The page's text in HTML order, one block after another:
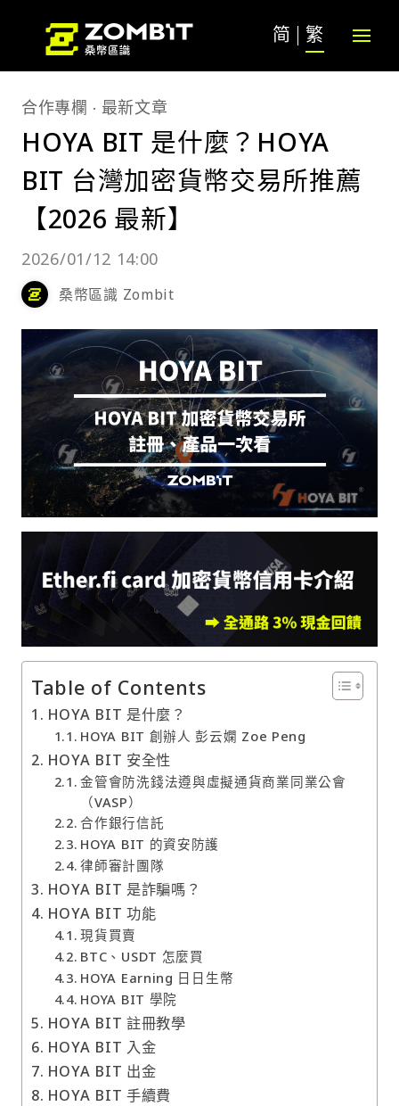
简 繁
合作專欄 最新文章
HOYA BIT 是什麼？HOYA
BIT 台灣加密貨幣交易所推薦
【2026 最新】
2026/01/12 14:00
桑幣區識 Zombit
Table of Contents
HOYA BIT 是什麼？
HOYA BIT 創辦人 彭云嫻 Zoe Peng
HOYA BIT 安全性
金管會防洗錢法遵與虛擬通貨商業同業公會
（VASP）
合作銀行信託
HOYA BIT 的資安防護
律師審計團隊
HOYA BIT 是詐騙嗎？
HOYA BIT 功能
現貨買賣
BTC、USDT 怎麼買
HOYA Earning 日日生幣
HOYA BIT 學院
HOYA BIT 註冊教學
HOYA BIT 入金
HOYA BIT 出金
HOYA BIT 手續費